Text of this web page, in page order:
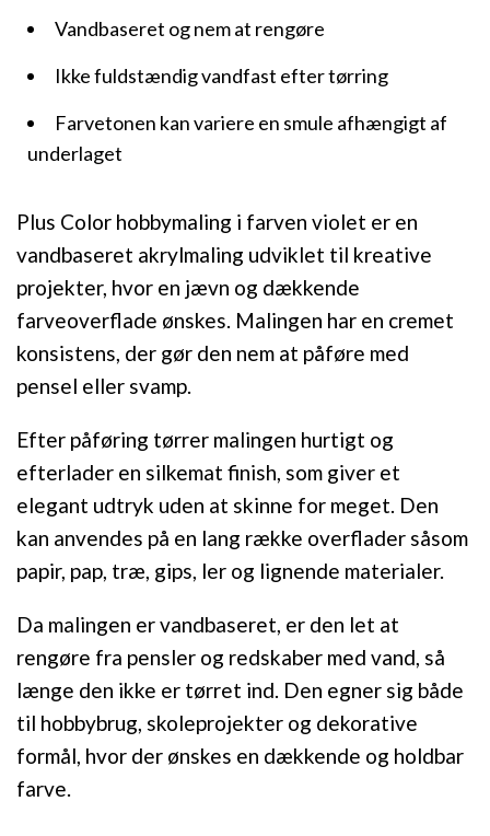
Plus Color hobbymaling i farven violet er en
vandbaseret akrylmaling udviklet til kreative
projekter, hvor en jævn og dækkende
farveoverflade ønskes. Malingen har en cremet
konsistens, der gør den nem at påføre med
pensel eller svamp.
Efter påføring tørrer malingen hurtigt og
efterlader en silkemat finish, som giver et
elegant udtryk uden at skinne for meget. Den
kan anvendes på en lang række overflader såsom
papir, pap, træ, gips, ler og lignende materialer.
Da malingen er vandbaseret, er den let at
rengøre fra pensler og redskaber med vand, så
længe den ikke er tørret ind. Den egner sig både
til hobbybrug, skoleprojekter og dekorative
formål, hvor der ønskes en dækkende og holdbar
farve.
Vandbaseret og nem at rengøre
Ikke fuldstændig vandfast efter tørring
Farvetonen kan variere en smule afhængigt af
underlaget